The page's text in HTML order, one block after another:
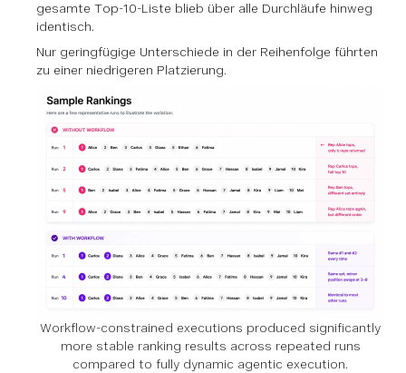
gesamte Top-10-Liste blieb über alle Durchläufe hinweg
identisch.
Nur geringfügige Unterschiede in der Reihenfolge führten
zu einer niedrigeren Platzierung.
Workflow-constrained executions produced significantly
more stable ranking results across repeated runs
compared to fully dynamic agentic execution.